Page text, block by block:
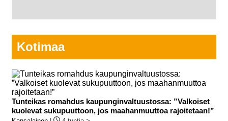
Kotimaa
Tunteikas romahdus kaupunginvaltuustossa: ”Valkoiset
kuolevat sukupuuttoon, jos maahanmuuttoa rajoitetaan!”